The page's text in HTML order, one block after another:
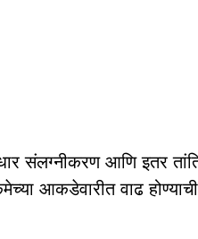
संलग्नीकरण आणि इतर
आकडेवारीत वाढ